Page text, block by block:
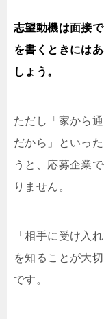
志望動機は面接
を書くときには
しょう。
ただし「家から
だから」といっ
うと、応募企業
りません。
「相手に受け入
を知ることが大
です。